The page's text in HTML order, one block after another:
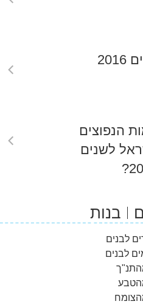
הנפוצים
לשנים
בנות
לבנים
לבנים